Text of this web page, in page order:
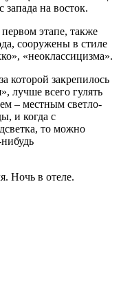
запада на восток.
этапе, также
сооружены в стиле
«неоклассицизма».
которой закрепилось
лучше всего гулять
– местным светло-
и когда с
то можно
Ночь в отеле.